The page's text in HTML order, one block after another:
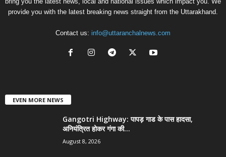
provide you with the latest breaking news straight from the Uttarakhand.
Contact us: info@uttaranchalnews.com
EVEN MORE NEWS
Gangotri Highway: पापड़ गाड के पास हादसा,
अनियंत्रित होकर गंगा की...
August 8, 2026